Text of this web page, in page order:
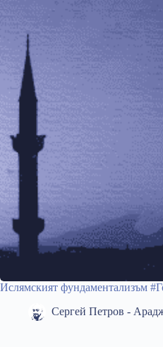
Ислямският фундаментализъм
Сергей Петров -